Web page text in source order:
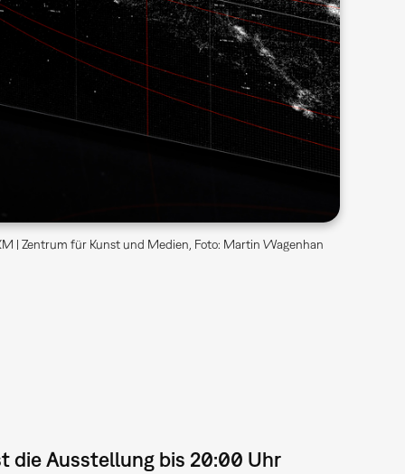
| Zentrum für Kunst und Medien, Foto: Martin Wagenhan
die Ausstellung bis 20:00 Uhr